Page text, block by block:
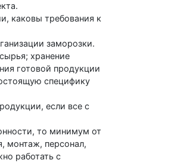
каковы требования к
заморозки.
хранение
готовой продукции
специфику
если все с
то минимум от
монтаж, персонал,
работать с